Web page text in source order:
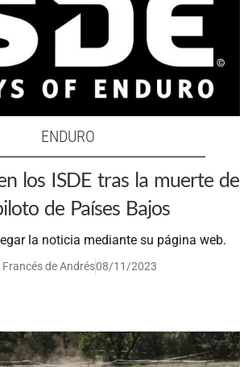
ENDURO
los ISDE tras la muerte de
de Países Bajos
la noticia mediante su página web.
Francés de Andrés08/11/2023